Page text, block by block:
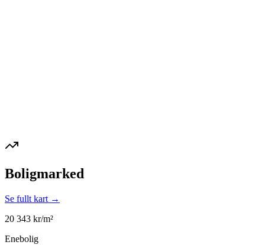
Boligmarked
Se fullt kart →
20 343 kr/m²
Enebolig